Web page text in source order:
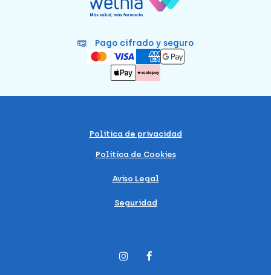
Pago cifrado y seguro
Política de privacidad
Política de Cookies
Aviso Legal
Seguridad